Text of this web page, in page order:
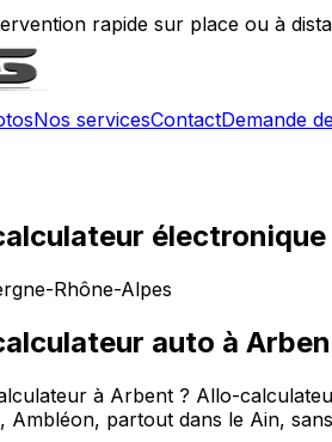
rapide sur place ou à
Nos servicesContactDemande
Rhône-Alpes
auto à
à Arbent ? Allo-
Ambléon, partout dans le Ain,